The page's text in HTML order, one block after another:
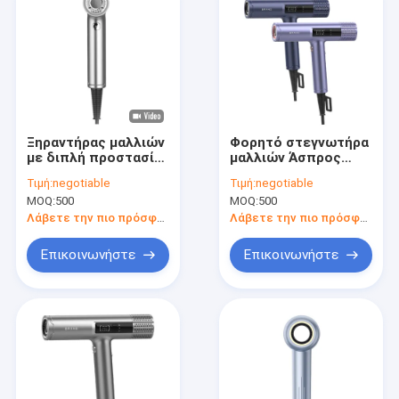
Προϊόντα
Σχετικά με εμάς
Ξηραντήρας μαλλιών
με διπλή προστασία
110000RPM Μηχανή
χωρίς βούρτσα για
οικιακά δώρα
Τιμή:negotiable
MOQ:500
Λάβετε την πιο πρόσφατη τιμή
Επικοινωνήστε
Φορητό στεγνωτήρα
μαλλιών Άσπρος
Ζεστός αέρας
Εργαλείο
προστασίας μαλλιών
Τιμή:negotiable
MOQ:500
Λάβετε την πιο πρόσφατη τιμή
Επικοινωνήστε